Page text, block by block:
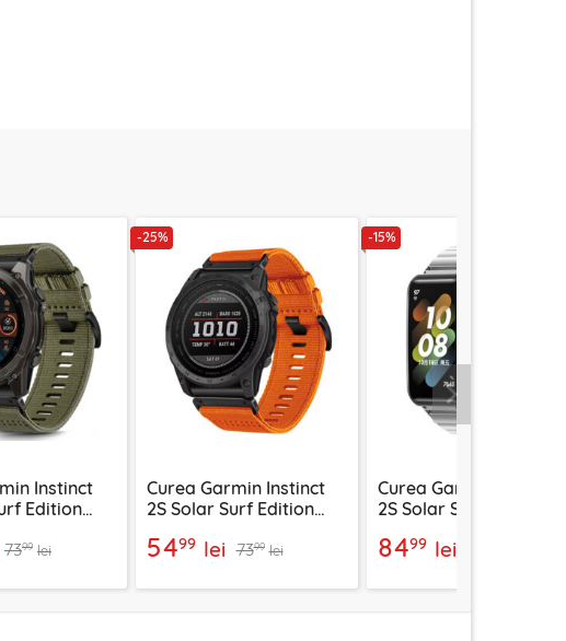
Instinct
Edition
7399 lei
-25%
Curea Garmin Instinct
2S Solar Surf Edition
W070
5499 lei 7399 lei
-15%
Curea Garmin Instinct
2S Solar Surf Edition
8499 lei